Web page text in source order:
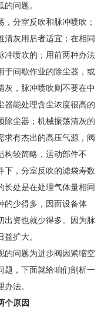
问题。
分室反吹和脉冲喷吹；
清灰用后者适宜；在相同
冲喷吹的；用前两种办法
于间歇作业的除尘器，或
灰，脉冲喷吹则不要在中
器能处理含尘浓度很高的
除尘器；机械振荡清灰的
求有杰出的高压气源，阀
构较简略，运动部件不
下，分室反吹的滤袋寿数
长处是在处理气体量相同
的少得多，因而设备体
出资也就少得多。因为脉
扩大。
的问题为进步阀因紧缩空
题，下面就给咱们剖析一
法。
个原因